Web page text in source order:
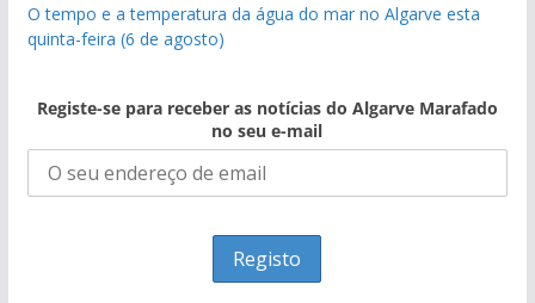
O tempo e a temperatura da água do mar no Algarve esta
quinta-feira (6 de agosto)
Registe-se para receber as notícias do Algarve Marafado
no seu e-mail